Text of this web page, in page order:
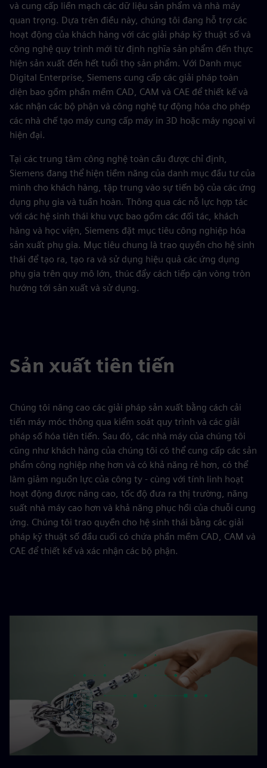
và cung cấp liền mạch các dữ liệu sản phẩm và nhà máy
quan trọng. Dựa trên điều này, chúng tôi đang hỗ trợ các
hoạt động của khách hàng với các giải pháp kỹ thuật số và
công nghệ quy trình mới từ định nghĩa sản phẩm đến thực
hiện sản xuất đến hết tuổi thọ sản phẩm. Với Danh mục
Digital Enterprise, Siemens cung cấp các giải pháp toàn
diện bao gồm phần mềm CAD, CAM và CAE để thiết kế và
xác nhận các bộ phận và công nghệ tự động hóa cho phép
các nhà chế tạo máy cung cấp máy in 3D hoặc máy ngoại vi
hiện đại.
Tại các trung tâm công nghệ toàn cầu được chỉ định,
Siemens đang thể hiện tiềm năng của danh mục đầu tư của
mình cho khách hàng, tập trung vào sự tiến bộ của các ứng
dụng phụ gia và tuần hoàn. Thông qua các nỗ lực hợp tác
với các hệ sinh thái khu vực bao gồm các đối tác, khách
hàng và học viện, Siemens đặt mục tiêu công nghiệp hóa
sản xuất phụ gia. Mục tiêu chung là trao quyền cho hệ sinh
thái để tạo ra, tạo ra và sử dụng hiệu quả các ứng dụng
phụ gia trên quy mô lớn, thúc đẩy cách tiếp cận vòng tròn
hướng tới sản xuất và sử dụng.
Sản xuất tiên tiến
Chúng tôi nâng cao các giải pháp sản xuất bằng cách cải
tiến máy móc thông qua kiểm soát quy trình và các giải
pháp số hóa tiên tiến. Sau đó, các nhà máy của chúng tôi
cũng như khách hàng của chúng tôi có thể cung cấp các sản
phẩm công nghiệp nhẹ hơn và có khả năng rẻ hơn, có thể
làm giảm nguồn lực của công ty - cùng với tính linh hoạt
hoạt động được nâng cao, tốc độ đưa ra thị trường, năng
suất nhà máy cao hơn và khả năng phục hồi của chuỗi cung
ứng. Chúng tôi trao quyền cho hệ sinh thái bằng các giải
pháp kỹ thuật số đầu cuối có chứa phần mềm CAD, CAM và
CAE để thiết kế và xác nhận các bộ phận.